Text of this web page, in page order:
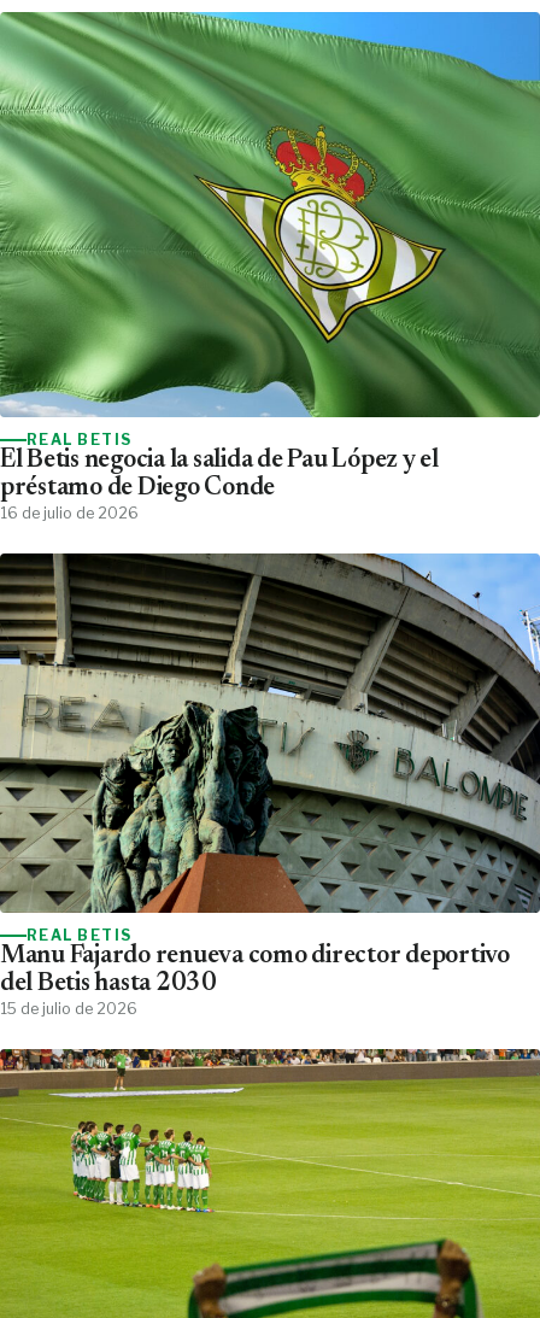
REAL BETIS
El Betis negocia la salida de Pau López y el
préstamo de Diego Conde
16 de julio de 2026
REAL BETIS
Manu Fajardo renueva como director deportivo
del Betis hasta 2030
15 de julio de 2026